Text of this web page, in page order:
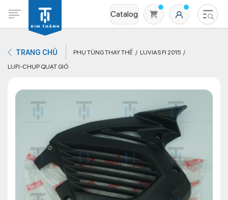
Catalog
Không có sản phẩm nào trong giỏ hàng
TRANG CHỦ PHỤ TÙNG THAY THẾ
LUVIAS FI 2015
LUFI-CHỤP QUẠT GIÓ